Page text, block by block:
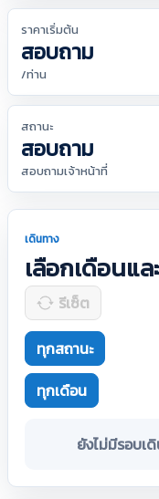
ราคาเริ่มต้น
สอบถาม
/ท่าน
สถานะ
สอบถาม
สอบถามเจ้าหน้าที่
เดินทาง
เลือกเดือนแ
รีเซ็ต
ทุกสถานะ
ทุกเดือน
ยังไม่มีรอบเ